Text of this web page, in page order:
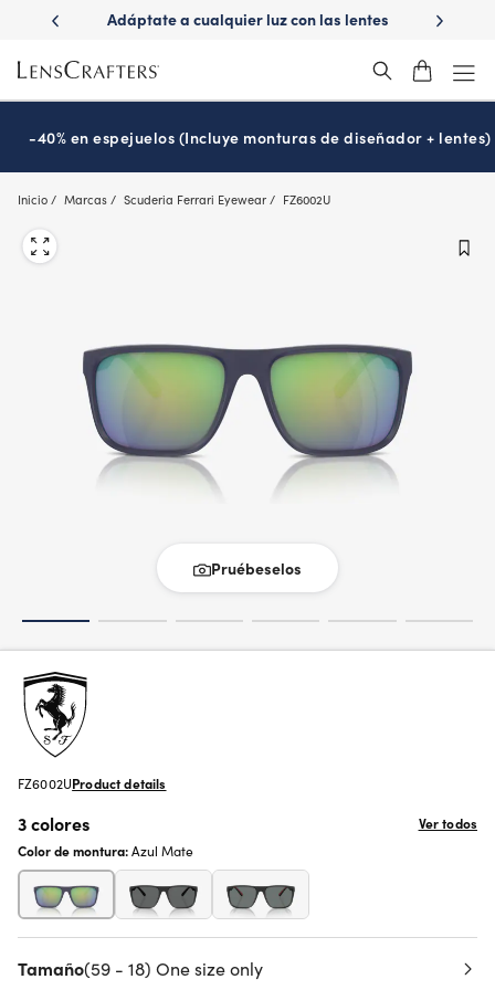
main
content
con
Adáptate a cualquier luz con las lentes
¿Es
-40% en espejuelos (Incluye monturas de diseñador + lentes)
Inicio Marcas Scuderia Ferrari Eyewear FZ6002U
Pruébeselos
FZ6002UProduct details
3 colores
Ver todos
Color de montura:Azul Mate
Tamaño(59 - 18) One size only